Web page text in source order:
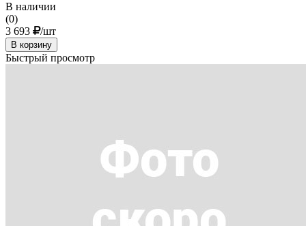
В наличии
(0)
3 693
/шт
В корзину
Быстрый просмотр